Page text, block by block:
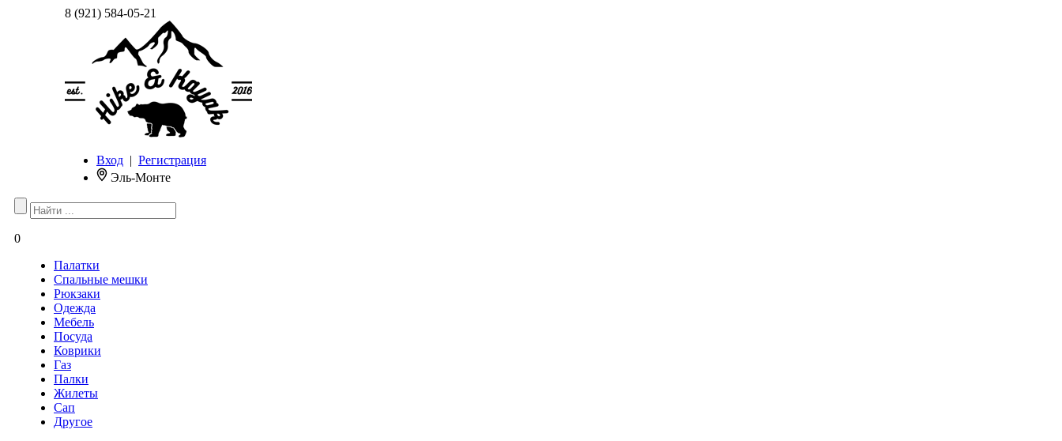
8 (921) 584-05-21
Вход | Регистрация
Эль-Монте
0
Палатки
Спальные мешки
Рюкзаки
Одежда
Мебель
Посуда
Коврики
Газ
Палки
Жилеты
Сап
Другое